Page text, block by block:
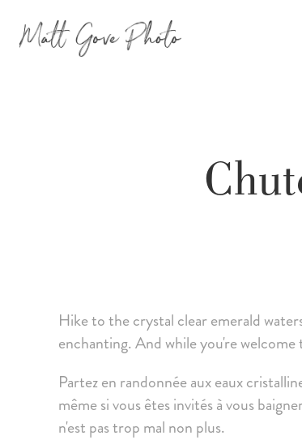
Hike to the crystal clear emerald
enchanting. And while you're
Partez en randonnée aux eaux
même si vous êtes invités à vous
n'est pas trop mal non plus.